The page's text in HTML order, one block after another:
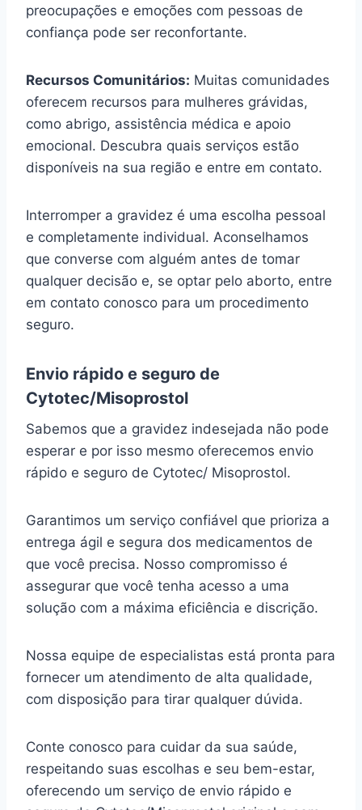
preocupações e emoções com pessoas de
confiança pode ser reconfortante.
Recursos Comunitários: Muitas comunidades
oferecem recursos para mulheres grávidas,
como abrigo, assistência médica e apoio
emocional. Descubra quais serviços estão
disponíveis na sua região e entre em contato.
Interromper a gravidez é uma escolha pessoal
e completamente individual. Aconselhamos
que converse com alguém antes de tomar
qualquer decisão e, se optar pelo aborto, entre
em contato conosco para um procedimento
seguro.
Envio rápido e seguro de
Cytotec/Misoprostol
Sabemos que a gravidez indesejada não pode
esperar e por isso mesmo oferecemos envio
rápido e seguro de Cytotec/ Misoprostol.
Garantimos um serviço confiável que prioriza a
entrega ágil e segura dos medicamentos de
que você precisa. Nosso compromisso é
assegurar que você tenha acesso a uma
solução com a máxima eficiência e discrição.
Nossa equipe de especialistas está pronta para
fornecer um atendimento de alta qualidade,
com disposição para tirar qualquer dúvida.
Conte conosco para cuidar da sua saúde,
respeitando suas escolhas e seu bem-estar,
oferecendo um serviço de envio rápido e